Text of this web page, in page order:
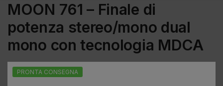
MOON 761 – Finale di
potenza stereo/mono dual
mono con tecnologia MDCA
PRONTA CONSEGNA